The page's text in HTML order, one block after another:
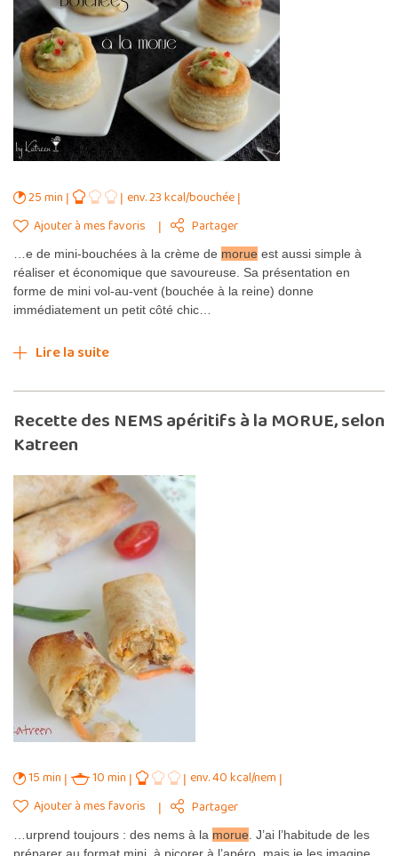
25 min
env. 23 kcal/bouchée
Ajouter à mes favoris
Partager
…e de mini-bouchées à la crème de morue est aussi simple à
réaliser et économique que savoureuse. Sa présentation en
forme de mini vol-au-vent (bouchée à la reine) donne
immédiatement un petit côté chic…
Lire la suite
Recette des NEMS apéritifs à la MORUE, selon
Katreen
15 min 10 min
env. 40 kcal/nem
Ajouter à mes favoris
Partager
…urprend toujours : des nems à la morue . J’ai l’habitude de les
préparer au format mini, à picorer à l’apéro, mais je les imagine